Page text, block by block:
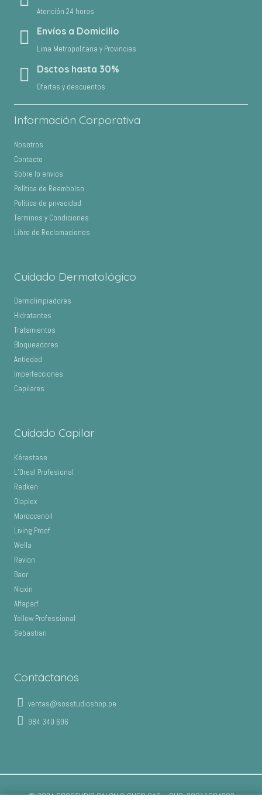
Atención 24 horas
Envíos a Domicilio
Lima Metropolitana y Provincias
Dsctos hasta 30%
Ofertas y descuentos
Información Corporativa
Nosotros
Contacto
Sobre lo envios
Política de Reembolso
Política de privacidad
Terminos y Condiciones
Libro de Reclamaciones
Cuidado Dermatológico
Dermolimpiadores
Hidratantes
Tratamientos
Bloqueadores
Antiedad
Imperfecciones
Capilares
Cuidado Capilar
Kérastase
L’Oreal Profesional
Redken
Olaplex
Moroccanoil
Living Proof
Wella
Revlon
Baor
Nioxin
Alfaparf
Yellow Professional
Sebastian
Contáctanos
ventas@sosstudioshop.pe
984 340 696
© 2024 SOSSTUDIO SALON & SHOP SAC – RUC: 20611804262